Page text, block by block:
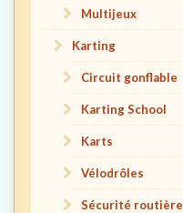
Multijeux
Karting
Circuit gonflable
Karting School
Karts
Vélodrôles
Sécurité routière